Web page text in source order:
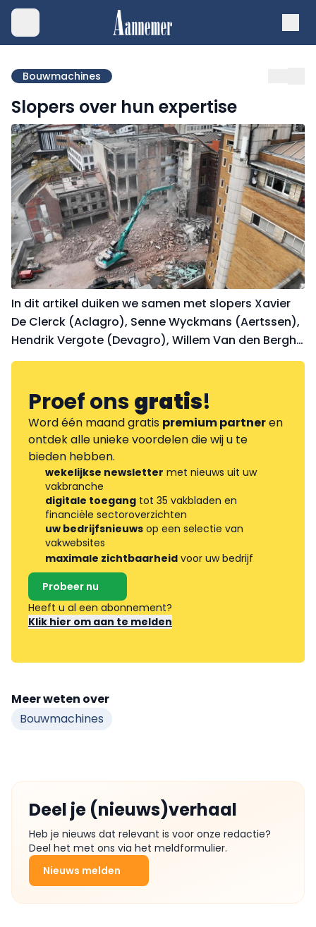
Bouwmachines
Slopers over hun expertise
In dit artikel duiken we samen met slopers Xavier
De Clerck (Aclagro), Senne Wyckmans (Aertssen),
Hendrik Vergote (Devagro), Willem Van den Bergh
(Van Loo Projects) en directeur Dino Hendrickx van
sloop.
Proef onsgratis!
Word één maand gratis premium partneren
ontdek alle unieke voordelen die wij u te
bieden hebben.
wekelijkse newsletter met nieuws uit uw
vakbranche
digitale toegang tot 35 vakbladen en
financiële sectoroverzichten
uw bedrijfsnieuws op een selectie van
vakwebsites
maximale zichtbaarheid voor uw bedrijf
Probeer nu
Heeft u al een abonnement?
Klik hier om aan te melden
Meer weten over
Bouwmachines
Deel je (nieuws)verhaal
Heb je nieuws dat relevant is voor onze redactie?
Deel het met ons via het meldformulier.
Nieuws melden